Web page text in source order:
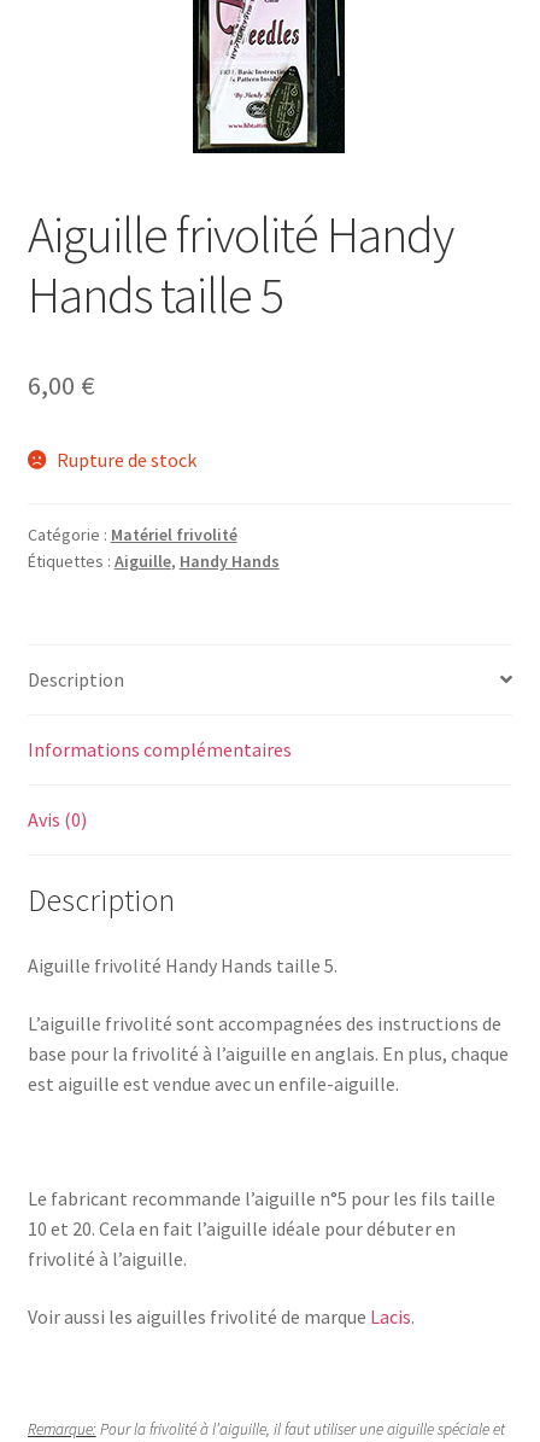
Aiguille frivolité Handy
Hands taille 5
6,00 €
Rupture de stock
Catégorie : Matériel frivolité
Étiquettes : Aiguille, Handy Hands
Description
Informations complémentaires
Avis (0)
Description
Aiguille frivolité Handy Hands taille 5.
L’aiguille frivolité sont accompagnées des instructions de
base pour la frivolité à l’aiguille en anglais. En plus, chaque
est aiguille est vendue avec un enfile-aiguille.
Le fabricant recommande l’aiguille n°5 pour les fils taille
10 et 20. Cela en fait l’aiguille idéale pour débuter en
frivolité à l’aiguille.
Voir aussi les aiguilles frivolité de marque Lacis.
Remarque:Pour la frivolité à l’aiguille, il faut utiliser une aiguille spéciale et